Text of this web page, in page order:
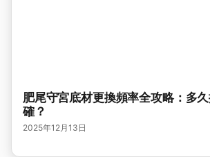
肥尾守宮底材更換頻率全攻略：多
確？
2025年12月13日